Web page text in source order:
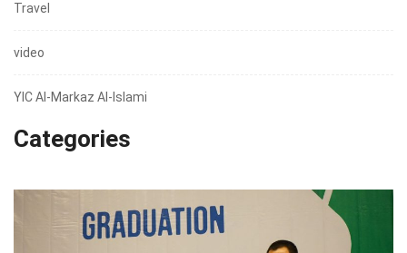
Travel
video
YIC Al-Markaz Al-Islami
Categories